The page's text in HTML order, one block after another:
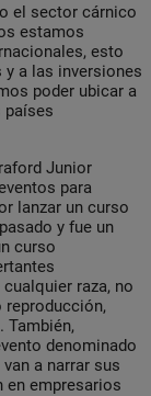
el sector cárnico
estamos
esto
a las inversiones
poder ubicar a
países
Junior
para
lanzar un curso
y fue un
curso
raza, no
reproducción,
También,
denominado
a narrar sus
en empresarios